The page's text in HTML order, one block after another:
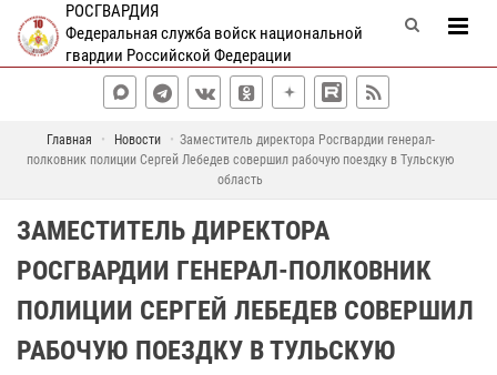
РОСГВАРДИЯ
Федеральная служба войск национальной
гвардии Российской Федерации
Главная Новости
Заместитель директора Росгвардии генерал-
полковник полиции Сергей Лебедев совершил рабочую поездку в Тульскую
область
ЗАМЕСТИТЕЛЬ ДИРЕКТОРА
РОСГВАРДИИ ГЕНЕРАЛ-ПОЛКОВНИК
ПОЛИЦИИ СЕРГЕЙ ЛЕБЕДЕВ СОВЕРШИЛ
РАБОЧУЮ ПОЕЗДКУ В ТУЛЬСКУЮ